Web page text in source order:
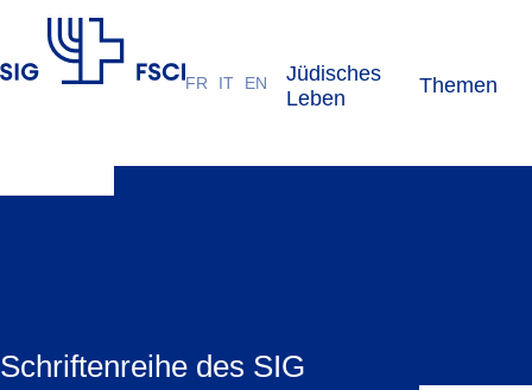
FR IT EN
Jüdisches
Leben
Themen
Schriftenreihe des SIG